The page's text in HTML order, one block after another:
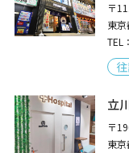
〒
東
TEL
立
〒
東